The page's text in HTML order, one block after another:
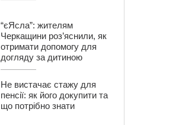
“єЯсла”: жителям
Черкащини роз’яснили, як
отримати допомогу для
догляду за дитиною
Не вистачає стажу для
пенсії: як його докупити та
що потрібно знати